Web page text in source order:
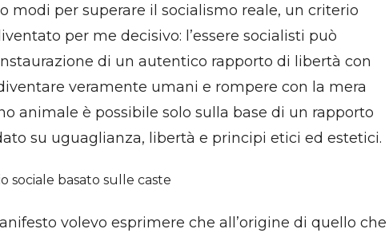
modi per superare il socialismo reale, un criterio
per me decisivo: l’essere socialisti può
di un autentico rapporto di libertà con
veramente umani e rompere con la mera
animale è possibile solo sulla base di un rapporto
su uguaglianza, libertà e principi etici ed estetici.
sociale basato sulle caste
volevo esprimere che all’origine di quello che